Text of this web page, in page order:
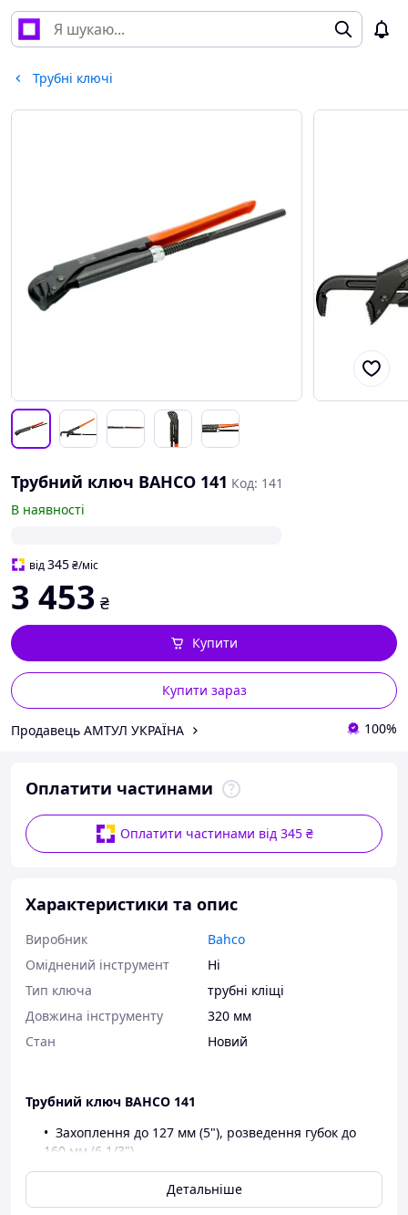
Трубні ключі
Трубний ключ BAHCO 141 Код: 141
В наявності
від345₴/міс
3 453 ₴
Купити зараз
Купити
Продавець АМТУЛ УКРАЇНА 100%
Оплатити частинами
Оплатити частинами від 345 ₴
Характеристики та опис
Виробник
Bahco
Оміднений інструмент
Ні
Тип ключа
трубні кліщі
Довжина інструменту
320 мм
Стан
Новий
Трубний ключ BAHCO 141
Захоплення до 127 мм (5"), розведення губок до
160 мм (6 1/3")
Покращений дизайн, ключ із вузькими губками
дає хорошу досяжність навіть у обмеженому
просторі
Детальніше